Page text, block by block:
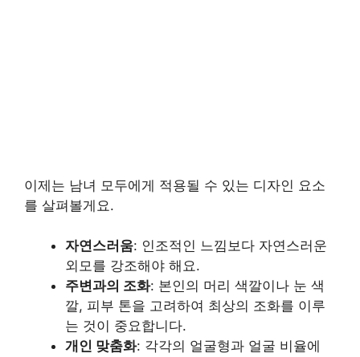
이제는 남녀 모두에게 적용될 수 있는 디자인 요소
를 살펴볼게요.
자연스러움: 인조적인 느낌보다 자연스러운
외모를 강조해야 해요.
주변과의 조화: 본인의 머리 색깔이나 눈 색
깔, 피부 톤을 고려하여 최상의 조화를 이루
는 것이 중요합니다.
개인 맞춤화: 각각의 얼굴형과 얼굴 비율에